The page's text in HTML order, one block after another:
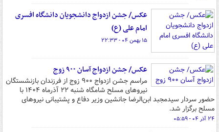
عکس/ جشن ازدواج دانشجویان دانشگاه افسری
امام علی (ع)
۱۵ بهمن ۰۴ - ۲۲:۳۳
عکس/ جشن ازدواج آسان ۹۰۰ زوج
مراسم جشن ازدواج ۹۰۰ زوج از فرزندان بازنشستگان
نیروهای مسلح شامگاه شنبه ۲۲ آذرماه ۱۴۰۴ با
حضور سردار سیدمجبد ابن‌الرضا جانشین وزیر دفاع و پشتیبانی نیروهای
مسلح برگزار شد.
۲۴ آذر ۰۴ - ۰۵:۵۹